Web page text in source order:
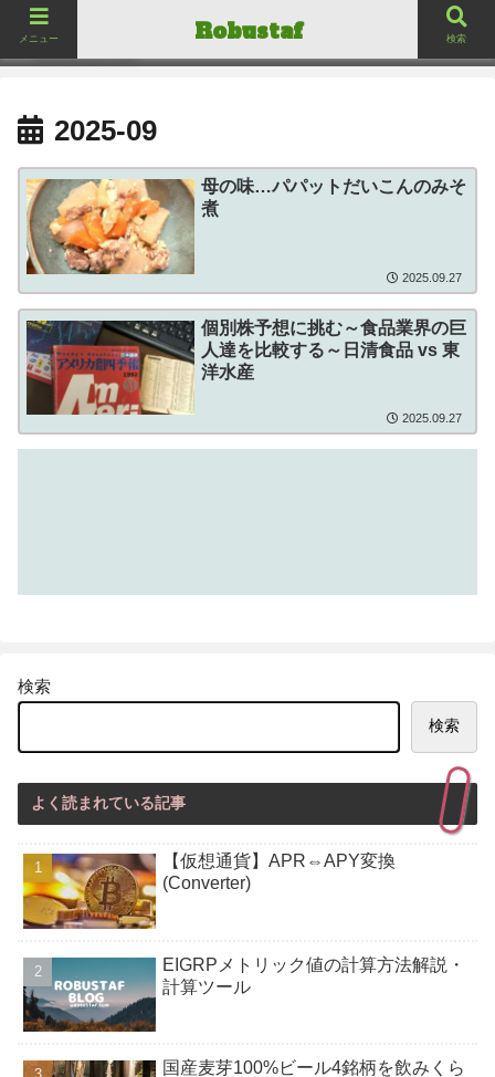
ロバスタフ
Robustaf
2025-09
母の味…パパットだいこんのみそ
煮
2025.09.27
個別株予想に挑む～食品業界の巨
人達を比較する～日清食品 vs 東
洋水産
2025.09.27
検索
検索
よく読まれている記事
【仮想通貨】APR⇔APY変換
(Converter)
EIGRPメトリック値の計算方法解説・
計算ツール
国産麦芽100%ビール4銘柄を飲みくら
メニュー Robustaf 検索